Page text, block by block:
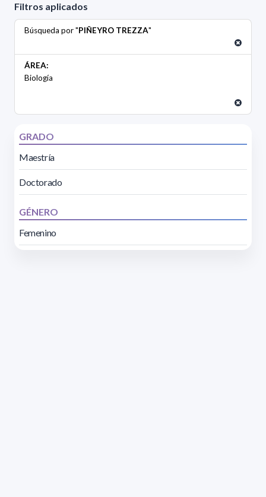
Filtros aplicados
Búsqueda por "PIÑEYRO TREZZA"
ÁREA:
Biología
GRADO
Maestría
Doctorado
GÉNERO
Femenino